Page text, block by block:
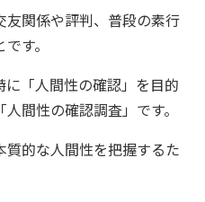
関係や評判、普段の素行
す。
「人間性の確認」を目的
間性の確認調査」です。
的な人間性を把握するた